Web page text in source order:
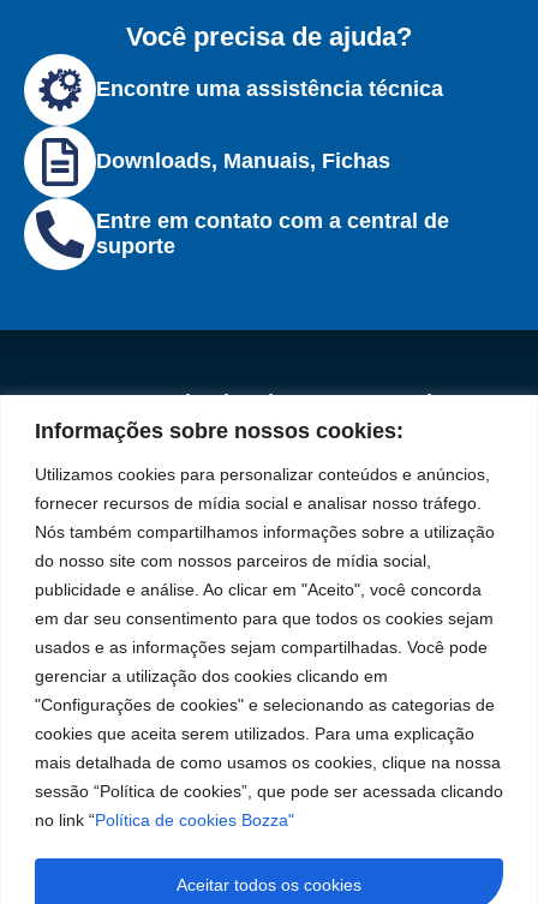
Informações sobre nossos cookies:
Utilizamos cookies para personalizar conteúdos e anúncios,
fornecer recursos de mídia social e analisar nosso tráfego.
Nós também compartilhamos informações sobre a utilização
do nosso site com nossos parceiros de mídia social,
publicidade e análise. Ao clicar em "Aceito", você concorda
em dar seu consentimento para que todos os cookies sejam
usados e as informações sejam compartilhadas. Você pode
gerenciar a utilização dos cookies clicando em
"Configurações de cookies" e selecionando as categorias de
cookies que aceita serem utilizados. Para uma explicação
mais detalhada de como usamos os cookies, clique na nossa
sessão “Política de cookies”, que pode ser acessada clicando
no link “Política de cookies Bozza"
Aceitar todos os cookies
Você precisa de ajuda?
Encontre uma assistência técnica
Downloads, Manuais, Fichas
Entre em contato com a central de
suporte
líder
em
fabricação
de
equipamentos
para
lubrificação
e
abastecimento
da
América
Privacidade
de
Cookies
Institucional
Produtos
Assistências
Seja um
Trabalhe
Localização
Rua Tiradentes,
931 – Anexo
Anita Franchini,
50/96
Bairro: Santa
Terezinha
São Bernardo
do Campo – SP
CEP: 09780-
001
Conosco
5050
Redes
Sociais
Youtube
Instagram